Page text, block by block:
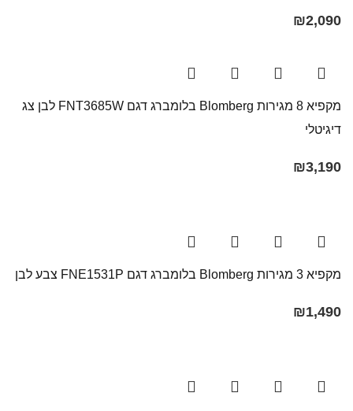
₪2,090
מקפיא 8 מגירות Blomberg בלומברג דגם FNT3685W לבן צג
דיגיטלי
₪3,190
מקפיא 3 מגירות Blomberg בלומברג דגם FNE1531P צבע לבן
₪1,490